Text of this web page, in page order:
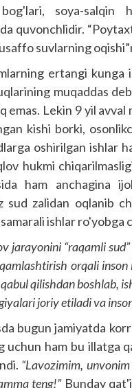
soya-salqin
quvonchlidir.
suvlarning
ertangi kunga
muqaddas
emas. Lekin 9 yil
kishi borki,
oshirilgan ishlar
hukmi
ham anchagina
sud zalidan oqlanib
ishlar
jarayonini “raqamli
orqali
qilishdan boshlab,
joriy etiladi va
bugun jamiyatda
uchun ham bu illatga
“Lavozimim,
teng!”Bunday